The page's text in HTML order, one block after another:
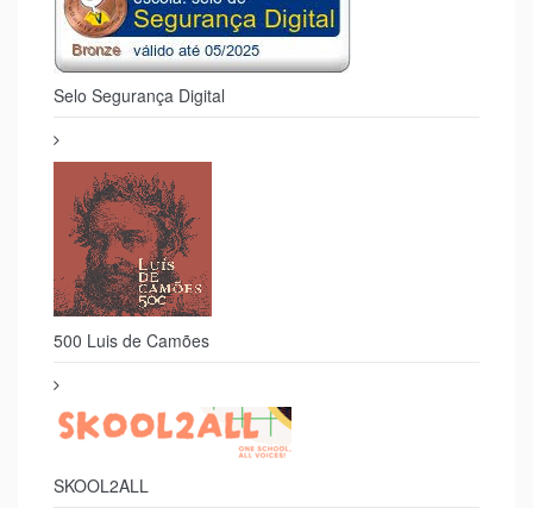
Selo Segurança Digital
500 Luis de Camões